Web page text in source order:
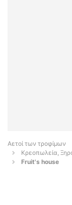
Αετοί των τροφίμων
Κρεοπωλεία,
Fruit's house